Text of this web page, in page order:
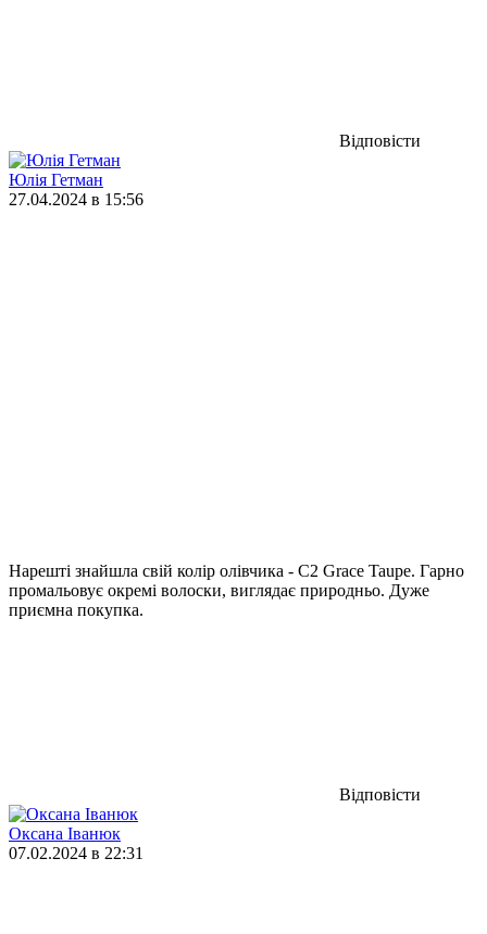
Відповісти
Юлія Гетман
27.04.2024 в 15:56
Нарешті знайшла свій колір олівчика - C2 Grace Taupe. Гарно
промальовує окремі волоски, виглядає природньо. Дуже
приємна покупка.
Відповісти
Оксана Іванюк
07.02.2024 в 22:31